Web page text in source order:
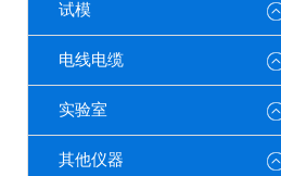
试模
电线电缆
实验室
其他仪器